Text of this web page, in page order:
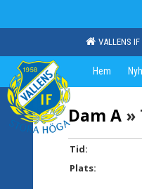
VALLENS IF
Hem
Dam A »
Tid:
Plats: